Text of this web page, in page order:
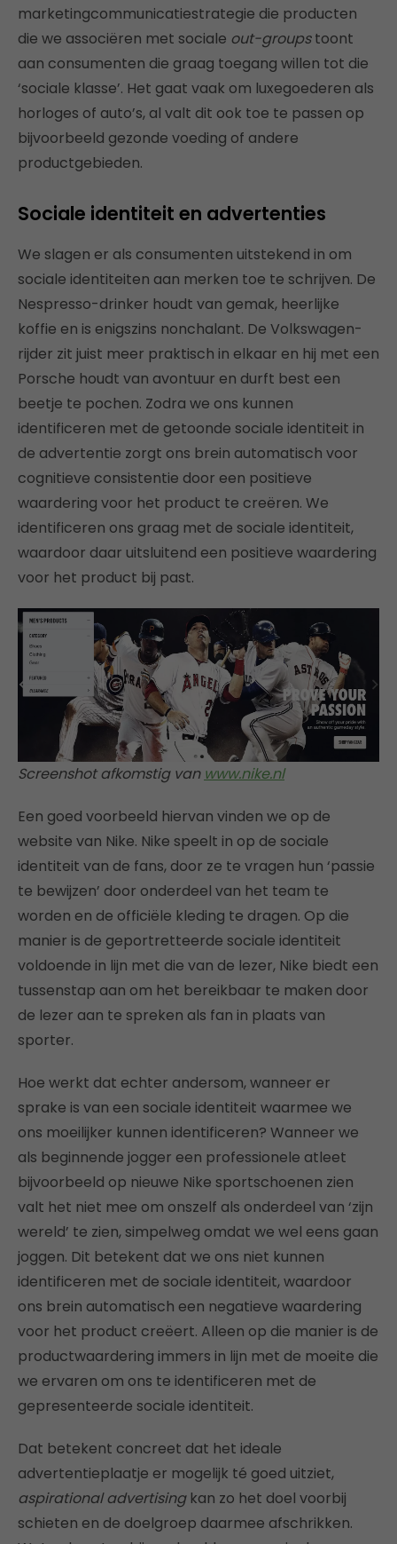
marketingcommunicatiestrategie die producten
die we associëren met sociale out-groupstoont
aan consumenten die graag toegang willen tot die
‘sociale klasse’. Het gaat vaak om luxegoederen als
horloges of auto’s, al valt dit ook toe te passen op
bijvoorbeeld gezonde voeding of andere
productgebieden.
Sociale identiteit en advertenties
We slagen er als consumenten uitstekend in om
sociale identiteiten aan merken toe te schrijven. De
Nespresso-drinker houdt van gemak, heerlijke
koffie en is enigszins nonchalant. De Volkswagen-
rijder zit juist meer praktisch in elkaar en hij met een
Porsche houdt van avontuur en durft best een
beetje te pochen. Zodra we ons kunnen
identificeren met de getoonde sociale identiteit in
de advertentie zorgt ons brein automatisch voor
cognitieve consistentie door een positieve
waardering voor het product te creëren. We
identificeren ons graag met de sociale identiteit,
waardoor daar uitsluitend een positieve waardering
voor het product bij past.
Screenshot afkomstig van www.nike.nl
Een goed voorbeeld hiervan vinden we op de
website van Nike. Nike speelt in op de sociale
identiteit van de fans, door ze te vragen hun ‘passie
te bewijzen’ door onderdeel van het team te
worden en de officiële kleding te dragen. Op die
manier is de geportretteerde sociale identiteit
voldoende in lijn met die van de lezer, Nike biedt een
tussenstap aan om het bereikbaar te maken door
de lezer aan te spreken als fan in plaats van
sporter.
Hoe werkt dat echter andersom, wanneer er
sprake is van een sociale identiteit waarmee we
ons moeilijker kunnen identificeren? Wanneer we
als beginnende jogger een professionele atleet
bijvoorbeeld op nieuwe Nike sportschoenen zien
valt het niet mee om onszelf als onderdeel van ‘zijn
wereld’ te zien, simpelweg omdat we wel eens gaan
joggen. Dit betekent dat we ons niet kunnen
identificeren met de sociale identiteit, waardoor
ons brein automatisch een negatieve waardering
voor het product creëert. Alleen op die manier is de
productwaardering immers in lijn met de moeite die
we ervaren om ons te identificeren met de
gepresenteerde sociale identiteit.
Dat betekent concreet dat het ideale
advertentieplaatje er mogelijk té goed uitziet,
aspirational advertisingkan zo het doel voorbij
schieten en de doelgroep daarmee afschrikken.